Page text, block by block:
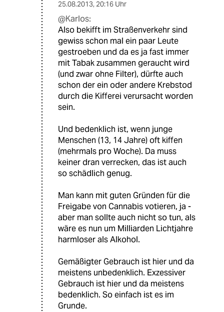
25.08.2013, 20:16 Uhr
@Karlos:
Also bekifft im Straßenverkehr sind
gewiss schon mal ein paar Leute
gestroeben und da es ja fast immer
mit Tabak zusammen geraucht wird
(und zwar ohne Filter), dürfte auch
schon der ein oder andere Krebstod
durch die Kifferei verursacht worden
sein.
Und bedenklich ist, wenn junge
Menschen (13, 14 Jahre) oft kiffen
(mehrmals pro Woche). Da muss
keiner dran verrecken, das ist auch
so schädlich genug.
Man kann mit guten Gründen für die
Freigabe von Cannabis votieren, ja -
aber man sollte auch nicht so tun, als
wäre es nun um Milliarden Lichtjahre
harmloser als Alkohol.
Gemäßigter Gebrauch ist hier und da
meistens unbedenklich. Exzessiver
Gebrauch ist hier und da meistens
bedenklich. So einfach ist es im
Grunde.